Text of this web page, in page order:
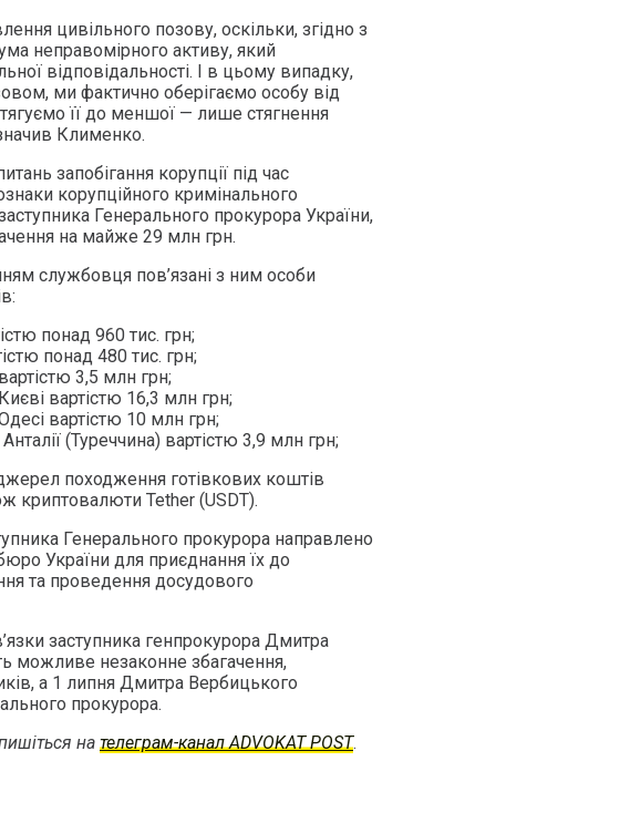
цивільного позову, оскільки, згідно з
неправомірного активу, який
відповідальності. І в цьому випадку,
ми фактично оберігаємо особу від
її до меншої — лише стягнення
Клименко.
запобігання корупції під час
корупційного кримінального
Генерального прокурора України,
на майже 29 млн грн.
службовця пов’язані з ним особи
понад 960 тис. грн;
понад 480 тис. грн;
3,5 млн грн;
вартістю 16,3 млн грн;
вартістю 10 млн грн;
(Туреччина) вартістю 3,9 млн грн;
походження готівкових коштів
криптовалюти Tether (USDT).
Генерального прокурора направлено
України для приєднання їх до
та проведення досудового
заступника генпрокурора Дмитра
можливе незаконне збагачення,
а 1 липня Дмитра Вербицького
прокурора.
на телеграм-канал ADVOKAT POST.